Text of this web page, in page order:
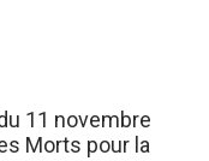
11 novembre
Morts pour la